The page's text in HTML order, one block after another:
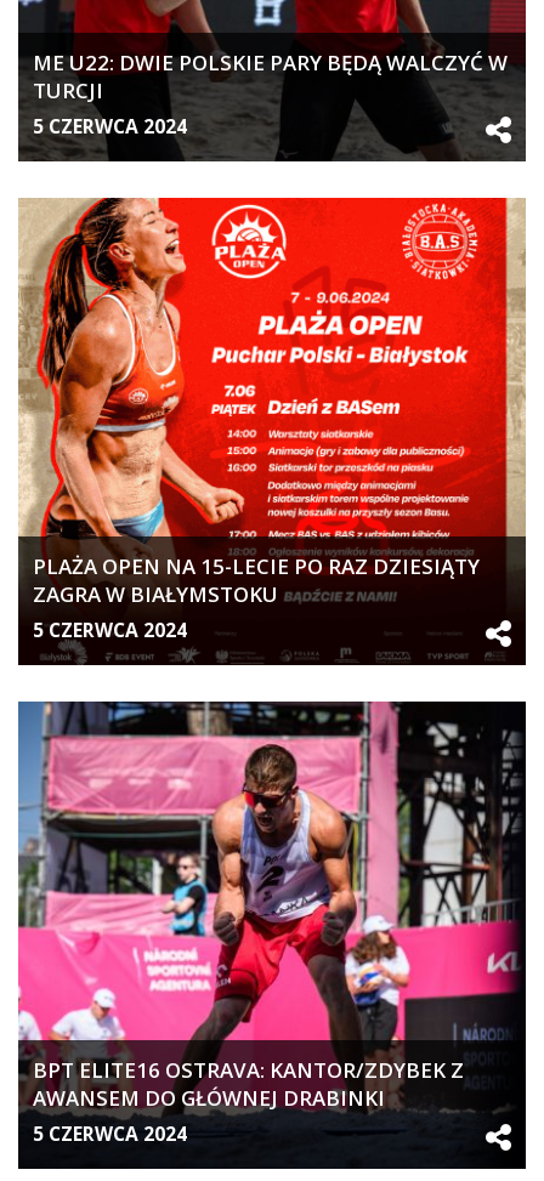
ME U22: DWIE POLSKIE PARY BĘDĄ WALCZYĆ W
TURCJI
5 CZERWCA 2024
PLAŻA OPEN NA 15-LECIE PO RAZ DZIESIĄTY
ZAGRA W BIAŁYMSTOKU
5 CZERWCA 2024
BPT ELITE16 OSTRAVA: KANTOR/ZDYBEK Z
AWANSEM DO GŁÓWNEJ DRABINKI
(AKTUALIZACJA)
5 CZERWCA 2024